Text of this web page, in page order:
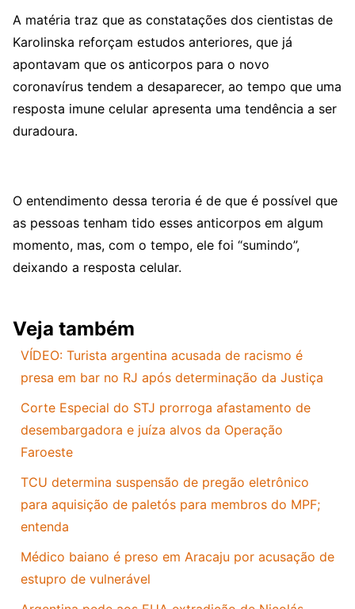
A matéria traz que as constatações dos cientistas de
Karolinska reforçam estudos anteriores, que já
apontavam que os anticorpos para o novo
coronavírus tendem a desaparecer, ao tempo que uma
resposta imune celular apresenta uma tendência a ser
duradoura.
O entendimento dessa teroria é de que é possível que
as pessoas tenham tido esses anticorpos em algum
momento, mas, com o tempo, ele foi “sumindo”,
deixando a resposta celular.
Veja também
VÍDEO: Turista argentina acusada de racismo é
presa em bar no RJ após determinação da Justiça
Corte Especial do STJ prorroga afastamento de
desembargadora e juíza alvos da Operação
Faroeste
TCU determina suspensão de pregão eletrônico
para aquisição de paletós para membros do MPF;
entenda
Médico baiano é preso em Aracaju por acusação de
estupro de vulnerável